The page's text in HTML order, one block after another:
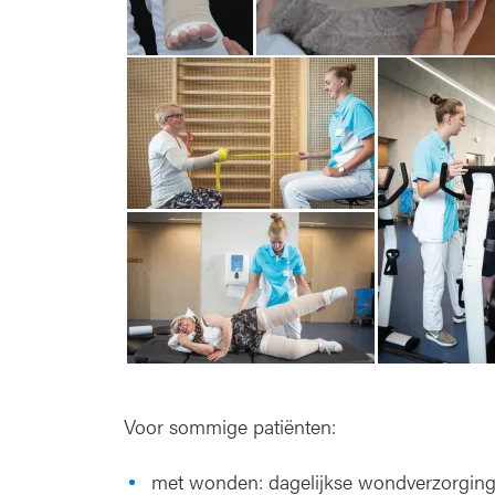
Voor sommige patiënten:
met wonden: dagelijkse wondverzorging